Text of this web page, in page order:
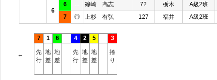
6
6 篠崎 高志 72 栃木
A級2班
7
◎ 上杉 有弘 127 福井 A級2班
←
7
先
行
1
地
差
6
地
差
4
先
行
2
地
差
5
地
差
3
捲
り